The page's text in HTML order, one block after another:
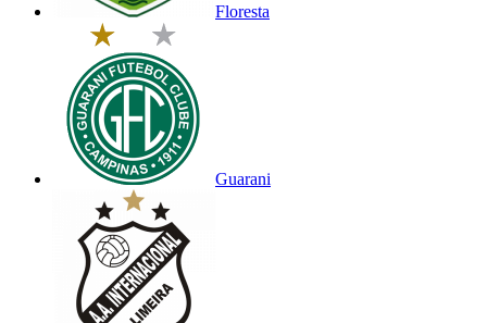
Floresta
Guarani